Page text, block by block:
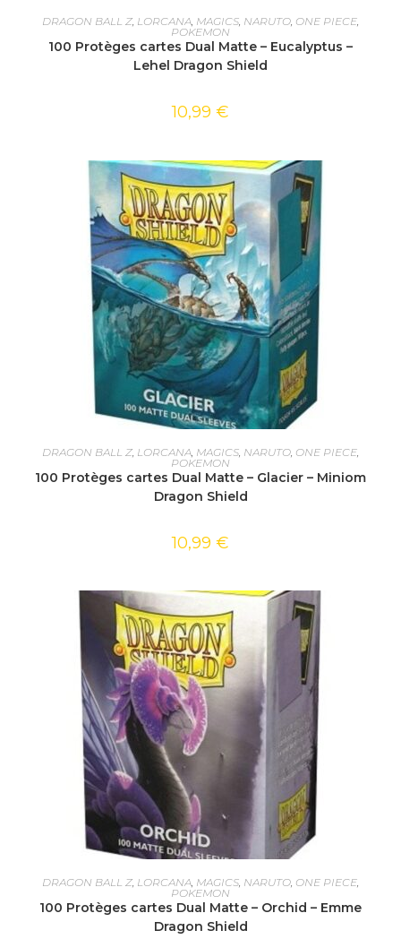
AJOUTER AU PANIER
DRAGON BALL Z, LORCANA, MAGICS, NARUTO, ONE PIECE,
POKEMON
100 Protèges cartes Dual Matte – Eucalyptus –
Lehel Dragon Shield
10,99 €
AJOUTER AU PANIER
DRAGON BALL Z LORCANA MAGICS NARUTO ONE PIECE
POKEMON
100 Protèges cartes Dual Matte – Glacier – Miniom
Dragon Shield
10,99 €
AJOUTER AU PANIER
DRAGON BALL Z, LORCANA, MAGICS, NARUTO, ONE PIECE,
POKEMON
100 Protèges cartes Dual Matte – Orchid – Emme
Dragon Shield